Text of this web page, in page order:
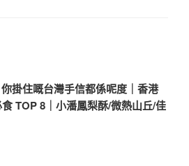
你掛住嘅台灣手信都係呢度｜香港
TOP 8｜小潘鳳梨酥/微熱山丘/佳